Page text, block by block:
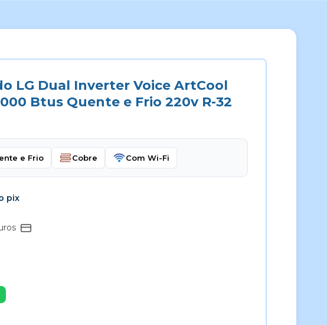
LG Dual Inverter Voice ArtCool
Btus Quente e Frio 220v R-32
e Frio Cobre Com Wi-Fi
pix